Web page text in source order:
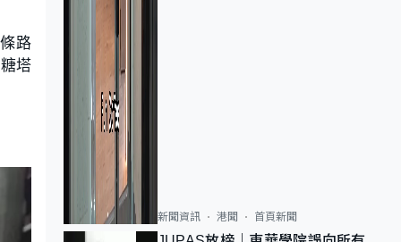
路
塔
新聞資訊 港聞 首頁新聞